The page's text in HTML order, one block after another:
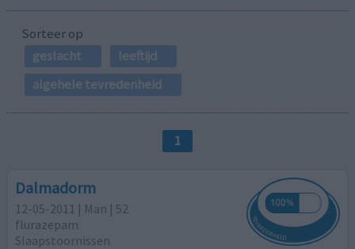
Sorteer op
geslacht
leeftijd
algehele tevredenheid
1
Dalmadorm
12-05-2011 | Man | 52
flurazepam
Slaapstoornissen